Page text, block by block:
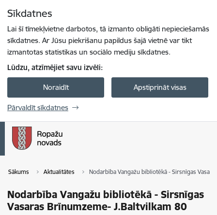
Sīkdatnes
Lai šī tīmekļvietne darbotos, tā izmanto obligāti nepieciešamās
sīkdatnes. Ar Jūsu piekrišanu papildus šajā vietnē var tikt
izmantotas statistikas un sociālo mediju sīkdatnes.
Lūdzu, atzīmējiet savu izvēli:
Noraidīt Apstiprināt visas
Pārvaldīt sīkdatnes
Sākums Aktualitātes Nodarbība Vangažu bibliotēkā - Sirsnīgas
Nodarbība Vangažu bibliotēkā - Sirsnīgas
Vasaras Brīnumzeme- J.Baltvilkam 80